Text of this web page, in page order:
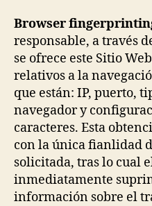
Browser
responsable, a través
se ofrece este Sitio
relativos a la
que están: IP, puerto,
navegador y
caracteres. Esta
con la única fianlidad
solicitada, tras lo cual
inmediatamente
información sobre el